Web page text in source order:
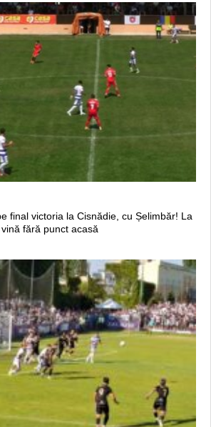
final victoria la Cisnădie, cu Șelimbăr! La
fără punct acasă